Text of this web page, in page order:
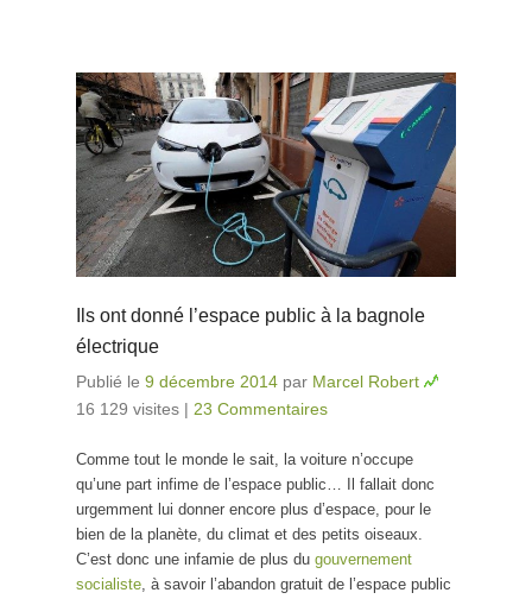
Ils ont donné l’espace public à la bagnole
électrique
Publié le 9 décembre 2014 par Marcel Robert
16 129 visites | 23 Commentaires
Comme tout le monde le sait, la voiture n’occupe
qu’une part infime de l’espace public… Il fallait donc
urgemment lui donner encore plus d’espace, pour le
bien de la planète, du climat et des petits oiseaux.
C’est donc une infamie de plus du gouvernement
socialiste, à savoir l’abandon gratuit de l’espace public